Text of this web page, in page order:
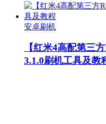
安卓刷机
【红米4高配第三
3.1.0刷机工具及教